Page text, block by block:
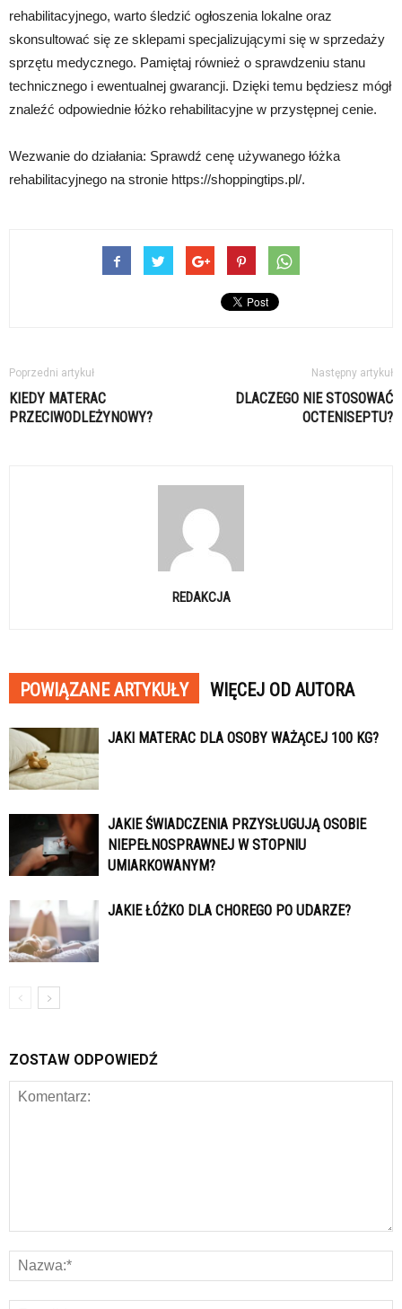
rehabilitacyjnego, warto śledzić ogłoszenia lokalne oraz
skonsultować się ze sklepami specjalizującymi się w sprzedaży
sprzętu medycznego. Pamiętaj również o sprawdzeniu stanu
technicznego i ewentualnej gwarancji. Dzięki temu będziesz mógł
znaleźć odpowiednie łóżko rehabilitacyjne w przystępnej cenie.
Wezwanie do działania: Sprawdź cenę używanego łóżka
rehabilitacyjnego na stronie https://shoppingtips.pl/.
Poprzedni artykuł
KIEDY MATERAC
PRZECIWODLEŻYNOWY?
Następny artykuł
DLACZEGO NIE STOSOWAĆ
OCTENISEPTU?
REDAKCJA
POWIĄZANE ARTYKUŁY WIĘCEJ OD AUTORA
JAKI MATERAC DLA OSOBY WAŻĄCEJ 100 KG?
JAKIE ŚWIADCZENIA PRZYSŁUGUJĄ OSOBIE
NIEPEŁNOSPRAWNEJ W STOPNIU
UMIARKOWANYM?
JAKIE ŁÓŻKO DLA CHOREGO PO UDARZE?
ZOSTAW ODPOWIEDŹ